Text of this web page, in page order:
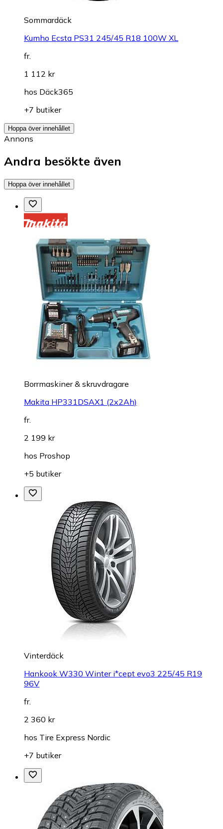
Sommardäck
Kumho Ecsta PS31 245/45 R18 100W XL
fr.
1 112 kr
hos Däck365
+7 butiker
Hoppa över innehållet
Annons
Andra besökte även
Hoppa över innehållet
Borrmaskiner & skruvdragare
Makita HP331DSAX1 (2x2Ah)
fr.
2 199 kr
hos Proshop
+5 butiker
Vinterdäck
Hankook W330 Winter i*cept evo3 225/45 R19
96V
fr.
2 360 kr
hos Tire Express Nordic
+7 butiker